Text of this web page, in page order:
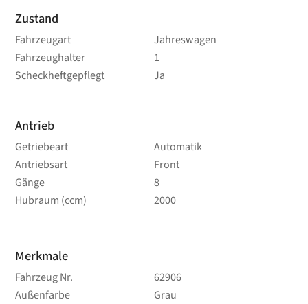
Zustand
Fahrzeugart
Jahreswagen
Fahrzeughalter
1
Scheckheftgepflegt
Ja
Antrieb
Getriebeart
Automatik
Antriebsart
Front
Gänge
8
Hubraum (ccm)
2000
Merkmale
Fahrzeug Nr.
62906
Außenfarbe
Grau